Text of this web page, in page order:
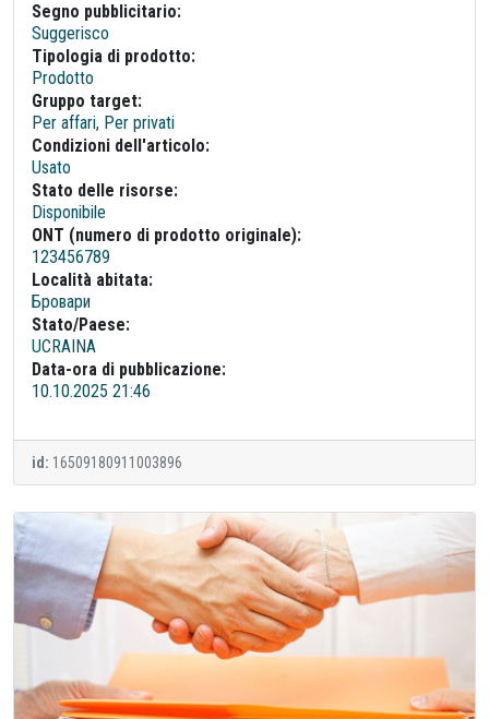
Segno pubblicitario:
Suggerisco
Tipologia di prodotto:
Prodotto
Gruppo target:
Per affari, Per privati
Condizioni dell'articolo:
Usato
Stato delle risorse:
Disponibile
ONT (numero di prodotto originale):
123456789
Località abitata:
Бровари
Stato/Paese:
UCRAINA
Data-ora di pubblicazione:
10.10.2025 21:46
id: 16509180911003896